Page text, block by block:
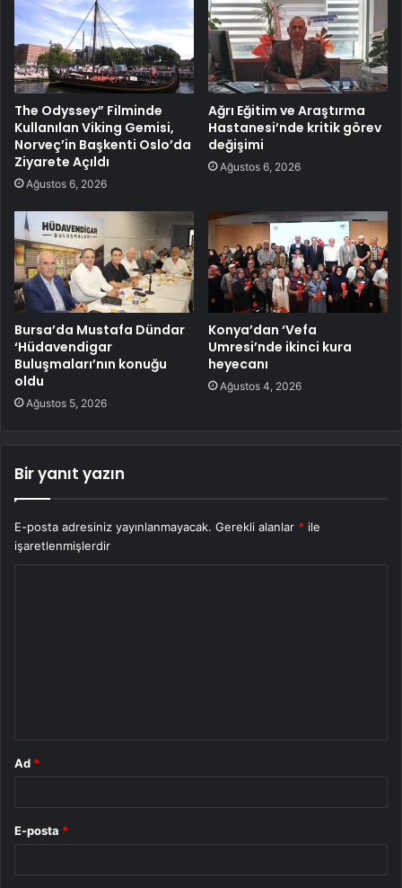
The Odyssey” Filminde
Kullanılan Viking Gemisi,
Norveç’in Başkenti Oslo’da
Ziyarete Açıldı
Ağustos 6, 2026
Ağrı Eğitim ve Araştırma
Hastanesi’nde kritik görev
değişimi
Ağustos 6, 2026
Bursa’da Mustafa Dündar
‘Hüdavendigar
Buluşmaları’nın konuğu
oldu
Ağustos 5, 2026
Konya’dan ‘Vefa
Umresi’nde ikinci kura
heyecanı
Ağustos 4, 2026
Bir yanıt yazın
E-posta adresiniz yayınlanmayacak. Gerekli alanlar * ile
işaretlenmişlerdir
Ad *
E-posta *